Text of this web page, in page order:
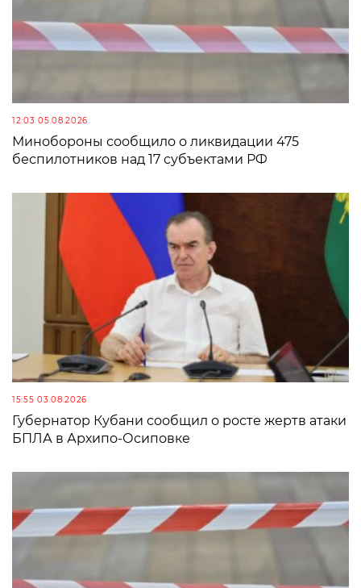
12:03 05.08.2026
Минобороны сообщило о ликвидации 475
беспилотников над 17 субъектами РФ
15:55 03.08.2026
Губернатор Кубани сообщил о росте жертв атаки
БПЛА в Архипо-Осиповке